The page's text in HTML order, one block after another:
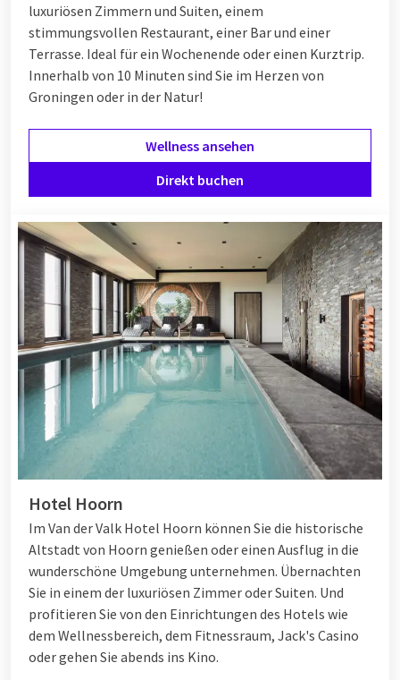
luxuriösen Zimmern und Suiten, einem
stimmungsvollen Restaurant, einer Bar und einer
Terrasse. Ideal für ein Wochenende oder einen Kurztrip.
Innerhalb von 10 Minuten sind Sie im Herzen von
Groningen oder in der Natur!
Wellness ansehen
Direkt buchen
Hotel Hoorn
Im Van der Valk Hotel Hoorn können Sie die historische
Altstadt von Hoorn genießen oder einen Ausflug in die
wunderschöne Umgebung unternehmen. Übernachten
Sie in einem der luxuriösen Zimmer oder Suiten. Und
profitieren Sie von den Einrichtungen des Hotels wie
dem Wellnessbereich, dem Fitnessraum, Jack's Casino
oder gehen Sie abends ins Kino.